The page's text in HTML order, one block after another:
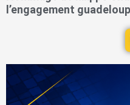
l’engagement